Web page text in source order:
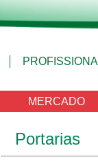
MERCADO
Portarias